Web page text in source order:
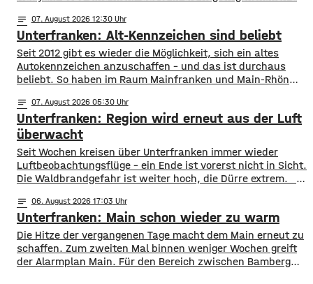
Landesamts für Statistik hervorgeht, sind zwischen
Januar und Juni über 1,3 Millionen Menschen hier
angekommen, ein Plus von 2,8 Prozent. ​Außerdem
notes 07. August 2026 12:30
Unterfranken: Alt-Kennzeichen sind beliebt
Seit 2012 gibt es wieder die Möglichkeit, sich ein altes
Autokennzeichen anzuschaffen – und das ist durchaus
beliebt. So haben im Raum Mainfranken und Main-Rhön
sind es mit rund 11.900 mit dem Kennzeichen OCH für den
Altlandkreis Ochsenfurt. Dahinter kommen EBN für Ebern
mit fast 8.800 und
notes 07. August 2026 05:30
Unterfranken: Region wird erneut aus der Luft
überwacht
​​Seit Wochen kreisen über Unterfranken immer wieder
Luftbeobachtungsflüge – ein Ende ist vorerst nicht in Sicht.
Die Waldbrandgefahr ist weiter hoch, die Dürre extrem. ​
finden deshalb am Wochenende wieder Kontrollflüge statt.
Die Flugzeuge halten dabei Ausschau nach möglichen
Brandherden. ​Die Situation bleibt angespannt: Nicht nur
in den Wäldern, sondern
notes 06. August 2026 17:03
Unterfranken: Main schon wieder zu warm
Die Hitze der vergangenen Tage macht dem Main erneut zu
schaffen. Zum zweiten Mal binnen weniger Wochen greift
der Alarmplan Main. Für den Bereich zwischen Bamberg